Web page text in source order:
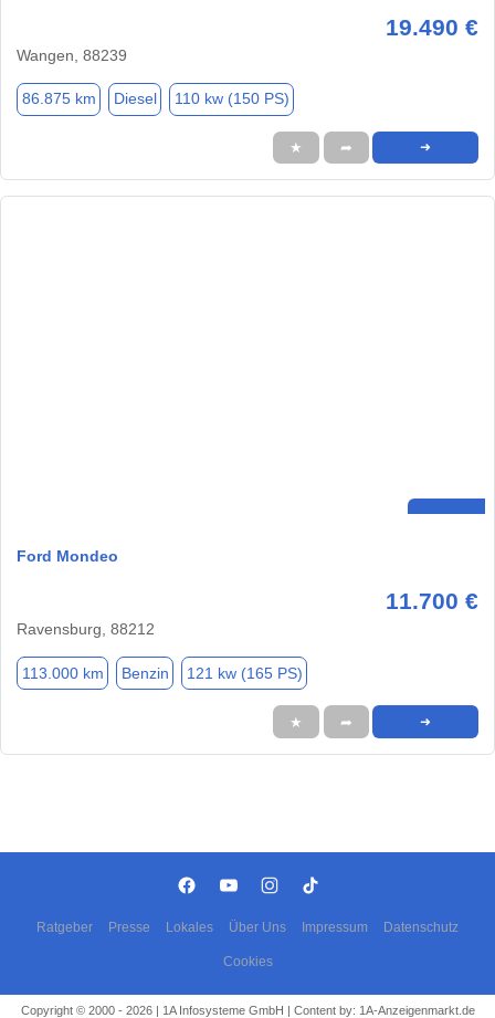
19.490 €
Wangen, 88239
86.875 km Diesel 110 kw (150 PS)
★ ➦ ➜
Ford Mondeo
11.700 €
Ravensburg, 88212
113.000 km Benzin 121 kw (165 PS)
★ ➦ ➜
Ratgeber Presse Lokales Über Uns Impressum Datenschutz
Cookies
Copyright © 2000 - 2026 | 1A Infosysteme GmbH | Content by: 1A-Anzeigenmarkt.de